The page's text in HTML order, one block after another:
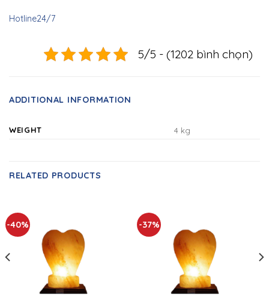
Hotline24/7
5/5 - (1202 bình chọn)
ADDITIONAL INFORMATION
WEIGHT 4 kg
RELATED PRODUCTS
-40% -37%